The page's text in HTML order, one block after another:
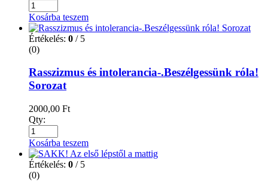
Kosárba teszem
Értékelés: 0 / 5
(0)
Rasszizmus és intolerancia-.Beszélgessünk róla!
Sorozat
2000,00 Ft
Qty:
Kosárba teszem
Értékelés: 0 / 5
(0)